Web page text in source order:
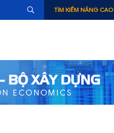
TÌM KIẾM NÂNG CAO